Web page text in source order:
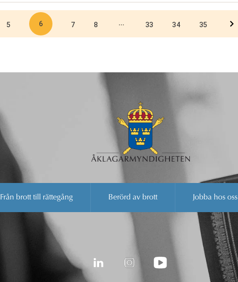
5 6 7 8 ... 33 34 35
Från brott till rättegång Berörd av brott Jobba hos oss